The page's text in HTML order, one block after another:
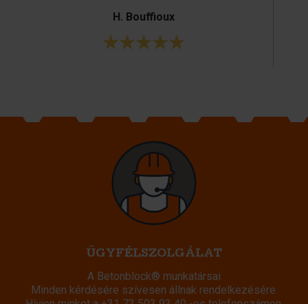
H. Bouffioux
ÜGYFÉLSZOLGÁLAT
A Betonblock® munkatársai
Minden kérdésére szívesen állnak rendelkezésére.